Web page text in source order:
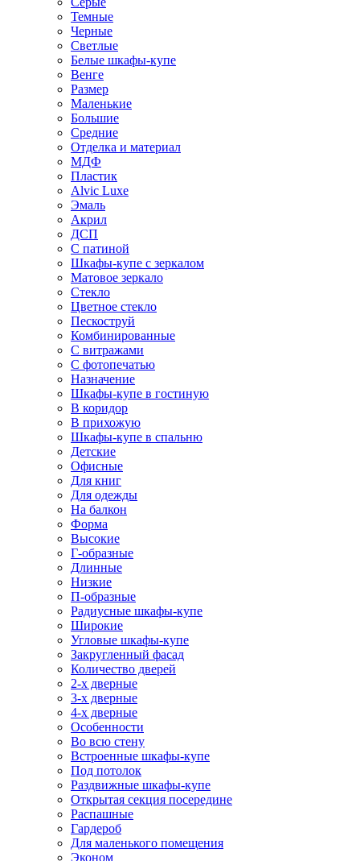
Темные
Черные
Светлые
Белые шкафы-купе
Венге
Размер
Маленькие
Большие
Средние
Отделка и материал
МДФ
Пластик
Alvic Luxe
Эмаль
Акрил
ДСП
С патиной
Шкафы-купе с зеркалом
Матовое зеркало
Стекло
Цветное стекло
Пескоструй
Комбинированные
С витражами
С фотопечатью
Назначение
Шкафы-купе в гостиную
В коридор
В прихожую
Шкафы-купе в спальню
Детские
Офисные
Для книг
Для одежды
На балкон
Форма
Высокие
Г-образные
Длинные
Низкие
П-образные
Радиусные шкафы-купе
Широкие
Угловые шкафы-купе
Закругленный фасад
Количество дверей
2-х дверные
3-х дверные
4-х дверные
Особенности
Во всю стену
Встроенные шкафы-купе
Под потолок
Раздвижные шкафы-купе
Открытая секция посередине
Распашные
Гардероб
Для маленького помещения
Эконом